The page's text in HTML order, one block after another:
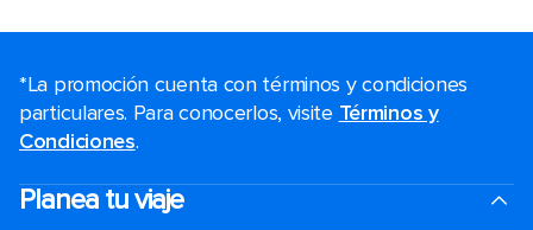
*La promoción cuenta con términos y condiciones
particulares. Para conocerlos, visite Términos y
Condiciones.
Planea tu viaje